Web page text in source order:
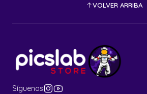
VOLVER ARRIBA
Síguenos